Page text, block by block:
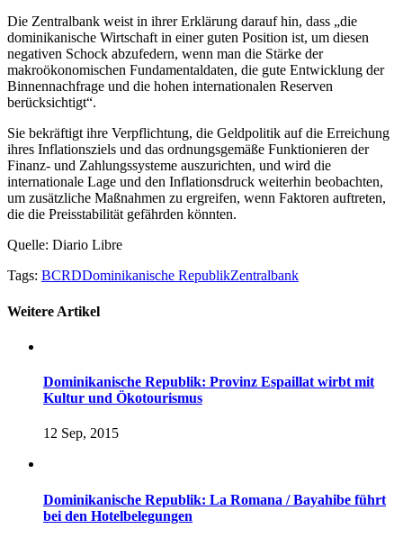
Die Zentralbank weist in ihrer Erklärung darauf hin, dass „die
dominikanische Wirtschaft in einer guten Position ist, um diesen
negativen Schock abzufedern, wenn man die Stärke der
makroökonomischen Fundamentaldaten, die gute Entwicklung der
Binnennachfrage und die hohen internationalen Reserven
berücksichtigt“.
Sie bekräftigt ihre Verpflichtung, die Geldpolitik auf die Erreichung
ihres Inflationsziels und das ordnungsgemäße Funktionieren der
Finanz- und Zahlungssysteme auszurichten, und wird die
internationale Lage und den Inflationsdruck weiterhin beobachten,
um zusätzliche Maßnahmen zu ergreifen, wenn Faktoren auftreten,
die die Preisstabilität gefährden könnten.
Quelle: Diario Libre
Tags: BCRDDominikanische RepublikZentralbank
Weitere Artikel
Dominikanische Republik: Provinz Espaillat wirbt mit
Kultur und Ökotourismus
12 Sep, 2015
Dominikanische Republik: La Romana / Bayahibe führt
bei den Hotelbelegungen